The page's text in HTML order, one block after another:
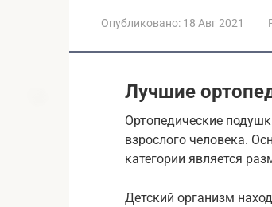
Опубликовано: 18 Авг 2021
Лучшие
Ортопедические
взрослого человека.
категории является
Детский организм